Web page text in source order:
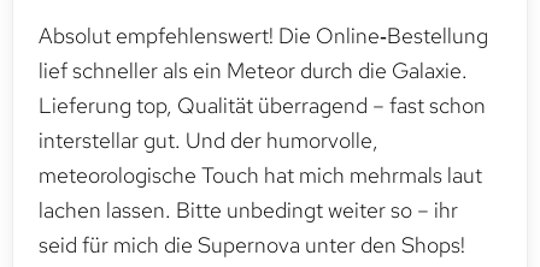
Absolut empfehlenswert! Die Online‑Bestellung
lief schneller als ein Meteor durch die Galaxie.
Lieferung top, Qualität überragend – fast schon
interstellar gut. Und der humorvolle,
meteorologische Touch hat mich mehrmals laut
lachen lassen. Bitte unbedingt weiter so – ihr
seid für mich die Supernova unter den Shops!